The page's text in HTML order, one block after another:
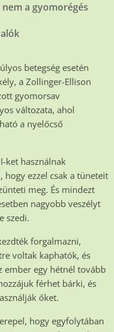
a gyomorégés
betegség esetén
a Zollinger-Ellison
gyomorsav
változata, ahol
a nyelőcső
ket használnak
ezzel csak a tüneteit
meg. És mindezt
nagyobb veszélyt
szedi.
forgalmazni,
voltak kaphatók, és
ember egy hétnél tovább
férhet bárki, és
őket.
hogy egyfolytában